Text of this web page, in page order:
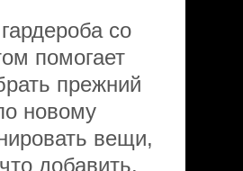
со
помогает
прежний
новому
вещи,
добавить.